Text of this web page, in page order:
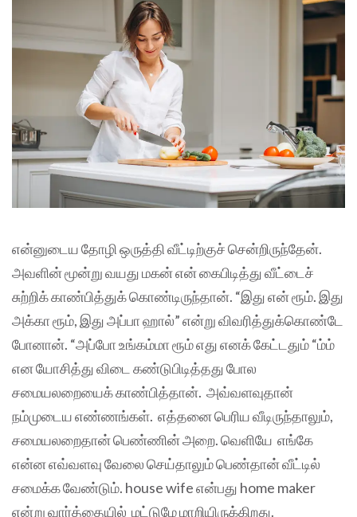
என்னுடைய தோழி ஒருத்தி வீட்டிற்குச் சென்றிருந்தேன்.
அவளின் மூன்று வயது மகன் என் கைபிடித்து வீட்டைச்
சுற்றிக் காண்பித்துக் கொண்டிருந்தான். “இது என் ரூம். இது
அக்கா ரூம், இது அப்பா ஹால்” என்று விவரித்துக்கொண்டே
போனான். “அப்போ உங்கம்மா ரூம் எது எனக் கேட்டதும் “ம்ம்
என யோசித்து விடை கண்டுபிடித்தது போல
சமையலறையைக் காண்பித்தான். அவ்வளவுதான்
நம்முடைய எண்ணங்கள். எத்தனை பெரிய வீடிருந்தாலும்,
சமையலறைதான் பெண்ணின் அறை. வெளியே எங்கே
என்ன எவ்வளவு வேலை செய்தாலும் பெண்தான் வீட்டில்
சமைக்க வேண்டும். house wife என்பது home maker
என்று வார்த்தையில் மட்டுமே மாறியிருக்கிறது.